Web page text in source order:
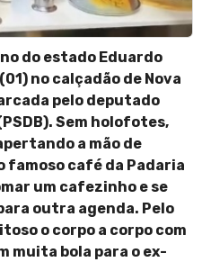
do estado Eduardo
no calçadão de Nova
pelo deputado
Sem holofotes,
a mão de
famoso café da Padaria
um cafezinho e se
outra agenda. Pelo
o corpo a corpo com
muita bola para o ex-